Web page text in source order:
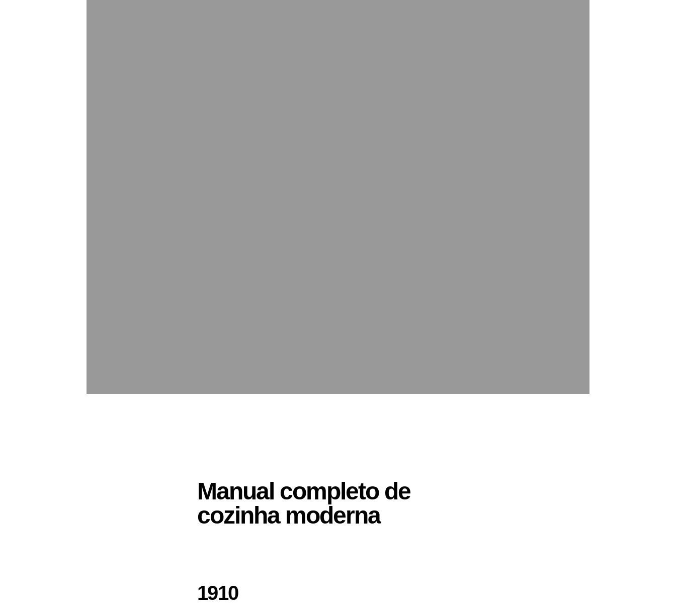
Manual completo de
cozinha moderna
1910